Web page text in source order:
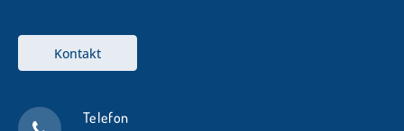
Kontakt
Telefon